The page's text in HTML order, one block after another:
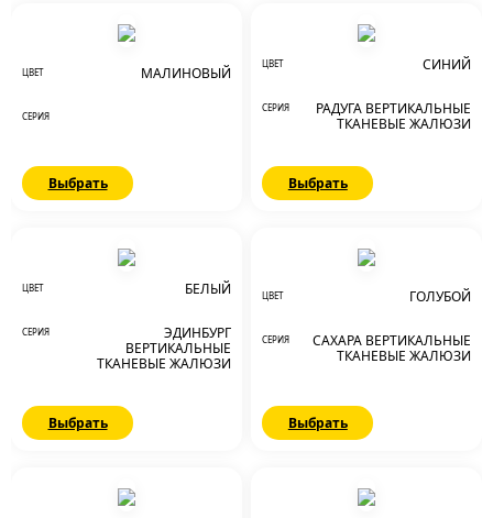
ЦВЕТ МАЛИНОВЫЙ
СЕРИЯ
Выбрать
ЦВЕТ СИНИЙ
СЕРИЯ
РАДУГА ВЕРТИКАЛЬНЫЕ
ТКАНЕВЫЕ ЖАЛЮЗИ
Выбрать
ЦВЕТ БЕЛЫЙ
СЕРИЯ
ЭДИНБУРГ
ВЕРТИКАЛЬНЫЕ
ТКАНЕВЫЕ ЖАЛЮЗИ
Выбрать
ЦВЕТ ГОЛУБОЙ
СЕРИЯ
САХАРА ВЕРТИКАЛЬНЫЕ
ТКАНЕВЫЕ ЖАЛЮЗИ
Выбрать